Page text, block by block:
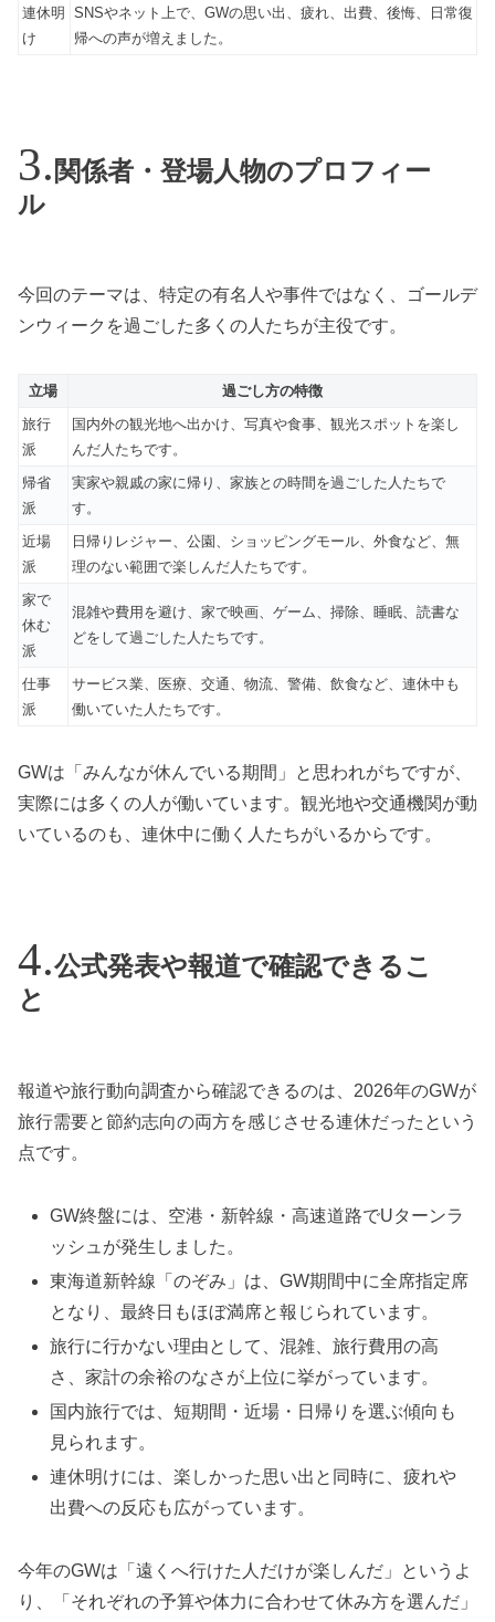
連休明
け
SNSやネット上で、GWの思い出、疲れ、出費、後悔、日常復
帰への声が増えました。
関係者・登場人物のプロフィー
ル
今回のテーマは、特定の有名人や事件ではなく、ゴールデ
ンウィークを過ごした多くの人たちが主役です。
立場
過ごし方の特徴
旅行
派
国内外の観光地へ出かけ、写真や食事、観光スポットを楽し
んだ人たちです。
帰省
派
実家や親戚の家に帰り、家族との時間を過ごした人たちで
す。
近場
派
日帰りレジャー、公園、ショッピングモール、外食など、無
理のない範囲で楽しんだ人たちです。
家で
休む
派
混雑や費用を避け、家で映画、ゲーム、掃除、睡眠、読書な
どをして過ごした人たちです。
仕事
派
サービス業、医療、交通、物流、警備、飲食など、連休中も
働いていた人たちです。
GWは「みんなが休んでいる期間」と思われがちですが、
実際には多くの人が働いています。観光地や交通機関が動
いているのも、連休中に働く人たちがいるからです。
公式発表や報道で確認できるこ
と
報道や旅行動向調査から確認できるのは、2026年のGWが
旅行需要と節約志向の両方を感じさせる連休だったという
点です。
GW終盤には、空港・新幹線・高速道路でUターンラ
ッシュが発生しました。
東海道新幹線「のぞみ」は、GW期間中に全席指定席
となり、最終日もほぼ満席と報じられています。
旅行に行かない理由として、混雑、旅行費用の高
さ、家計の余裕のなさが上位に挙がっています。
国内旅行では、短期間・近場・日帰りを選ぶ傾向も
見られます。
連休明けには、楽しかった思い出と同時に、疲れや
出費への反応も広がっています。
今年のGWは「遠くへ行けた人だけが楽しんだ」というよ
り、「それぞれの予算や体力に合わせて休み方を選んだ」